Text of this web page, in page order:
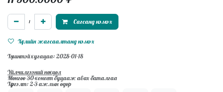
Сагсанд нэмэх
Хүслийн жагсаалтанд нэмэх
Хүчинтэй хугацаа: 2028-01-18
Үйлчилгээний нөхцөл
Мөнгөө 30-хоногт буцааж авах баталгаа
Хүргэлт: 2-3 ажлын өдөр